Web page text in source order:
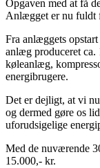
Opgaven med at få
Anlægget er nu fuldt
Fra anlæggets
anlæg produceret
køleanlæg,
energibrugere.
Det er dejligt, at vi
og dermed gøre os
uforudsigelige
Med de nuværende
15.000,- kr.